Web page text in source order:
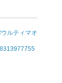
ルティマオ